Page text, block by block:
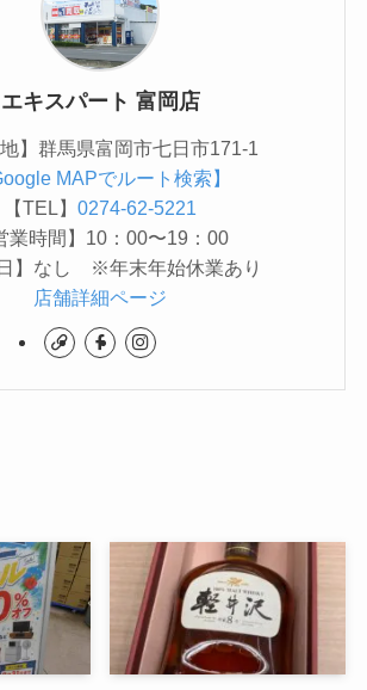
エキスパート 富岡店
地】群馬県富岡市七日市171-1
MAPでルート検索】
【TEL】 0274-62-5221
業時間】10：00〜19：00
日】なし ※年末年始休業あり
店舗詳細ページ